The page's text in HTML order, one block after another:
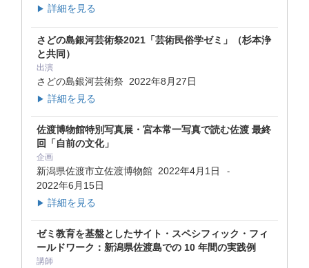
▶ 詳細を見る
さどの島銀河芸術祭2021「芸術民俗学ゼミ」（杉本浄
と共同）
出演
さどの島銀河芸術祭 2022年8月27日
▶ 詳細を見る
佐渡博物館特別写真展・宮本常一写真で読む佐渡 最終
回「自前の文化」
企画
新潟県佐渡市立佐渡博物館 2022年4月1日 -
2022年6月15日
▶ 詳細を見る
ゼミ教育を基盤としたサイト・スペシフィック・フィ
ールドワーク：新潟県佐渡島での 10 年間の実践例
講師